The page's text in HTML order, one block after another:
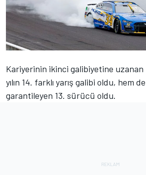
Kariyerinin ikinci galibiyetine uzanan
yılın 14. farklı yarış galibi oldu, hem
garantileyen 13. sürücü oldu.